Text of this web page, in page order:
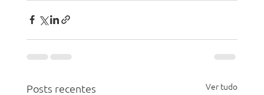
Posts recentes Ver tudo